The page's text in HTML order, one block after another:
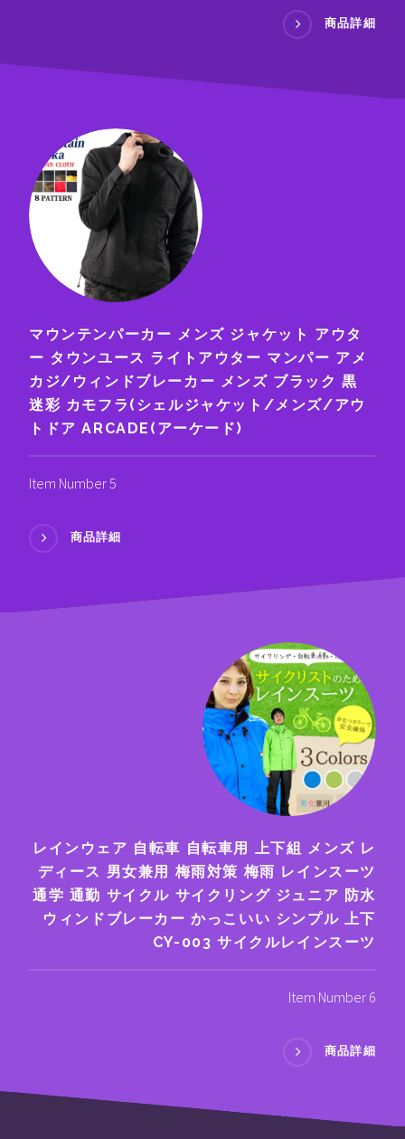
商品詳細
マウンテンパーカー メンズ ジャケット アウタ
ー タウンユース ライトアウター マンパー アメ
カジ/ウィンドブレーカー メンズ ブラック 黒
迷彩 カモフラ(シェルジャケット/メンズ/アウ
トドア ARCADE(アーケード)
Item Number 5
商品詳細
レインウェア 自転車 自転車用 上下組 メンズ レ
ディース 男女兼用 梅雨対策 梅雨 レインスーツ
通学 通勤 サイクル サイクリング ジュニア 防水
ウィンドブレーカー かっこいい シンプル 上下
CY-003 サイクルレインスーツ
Item Number 6
商品詳細